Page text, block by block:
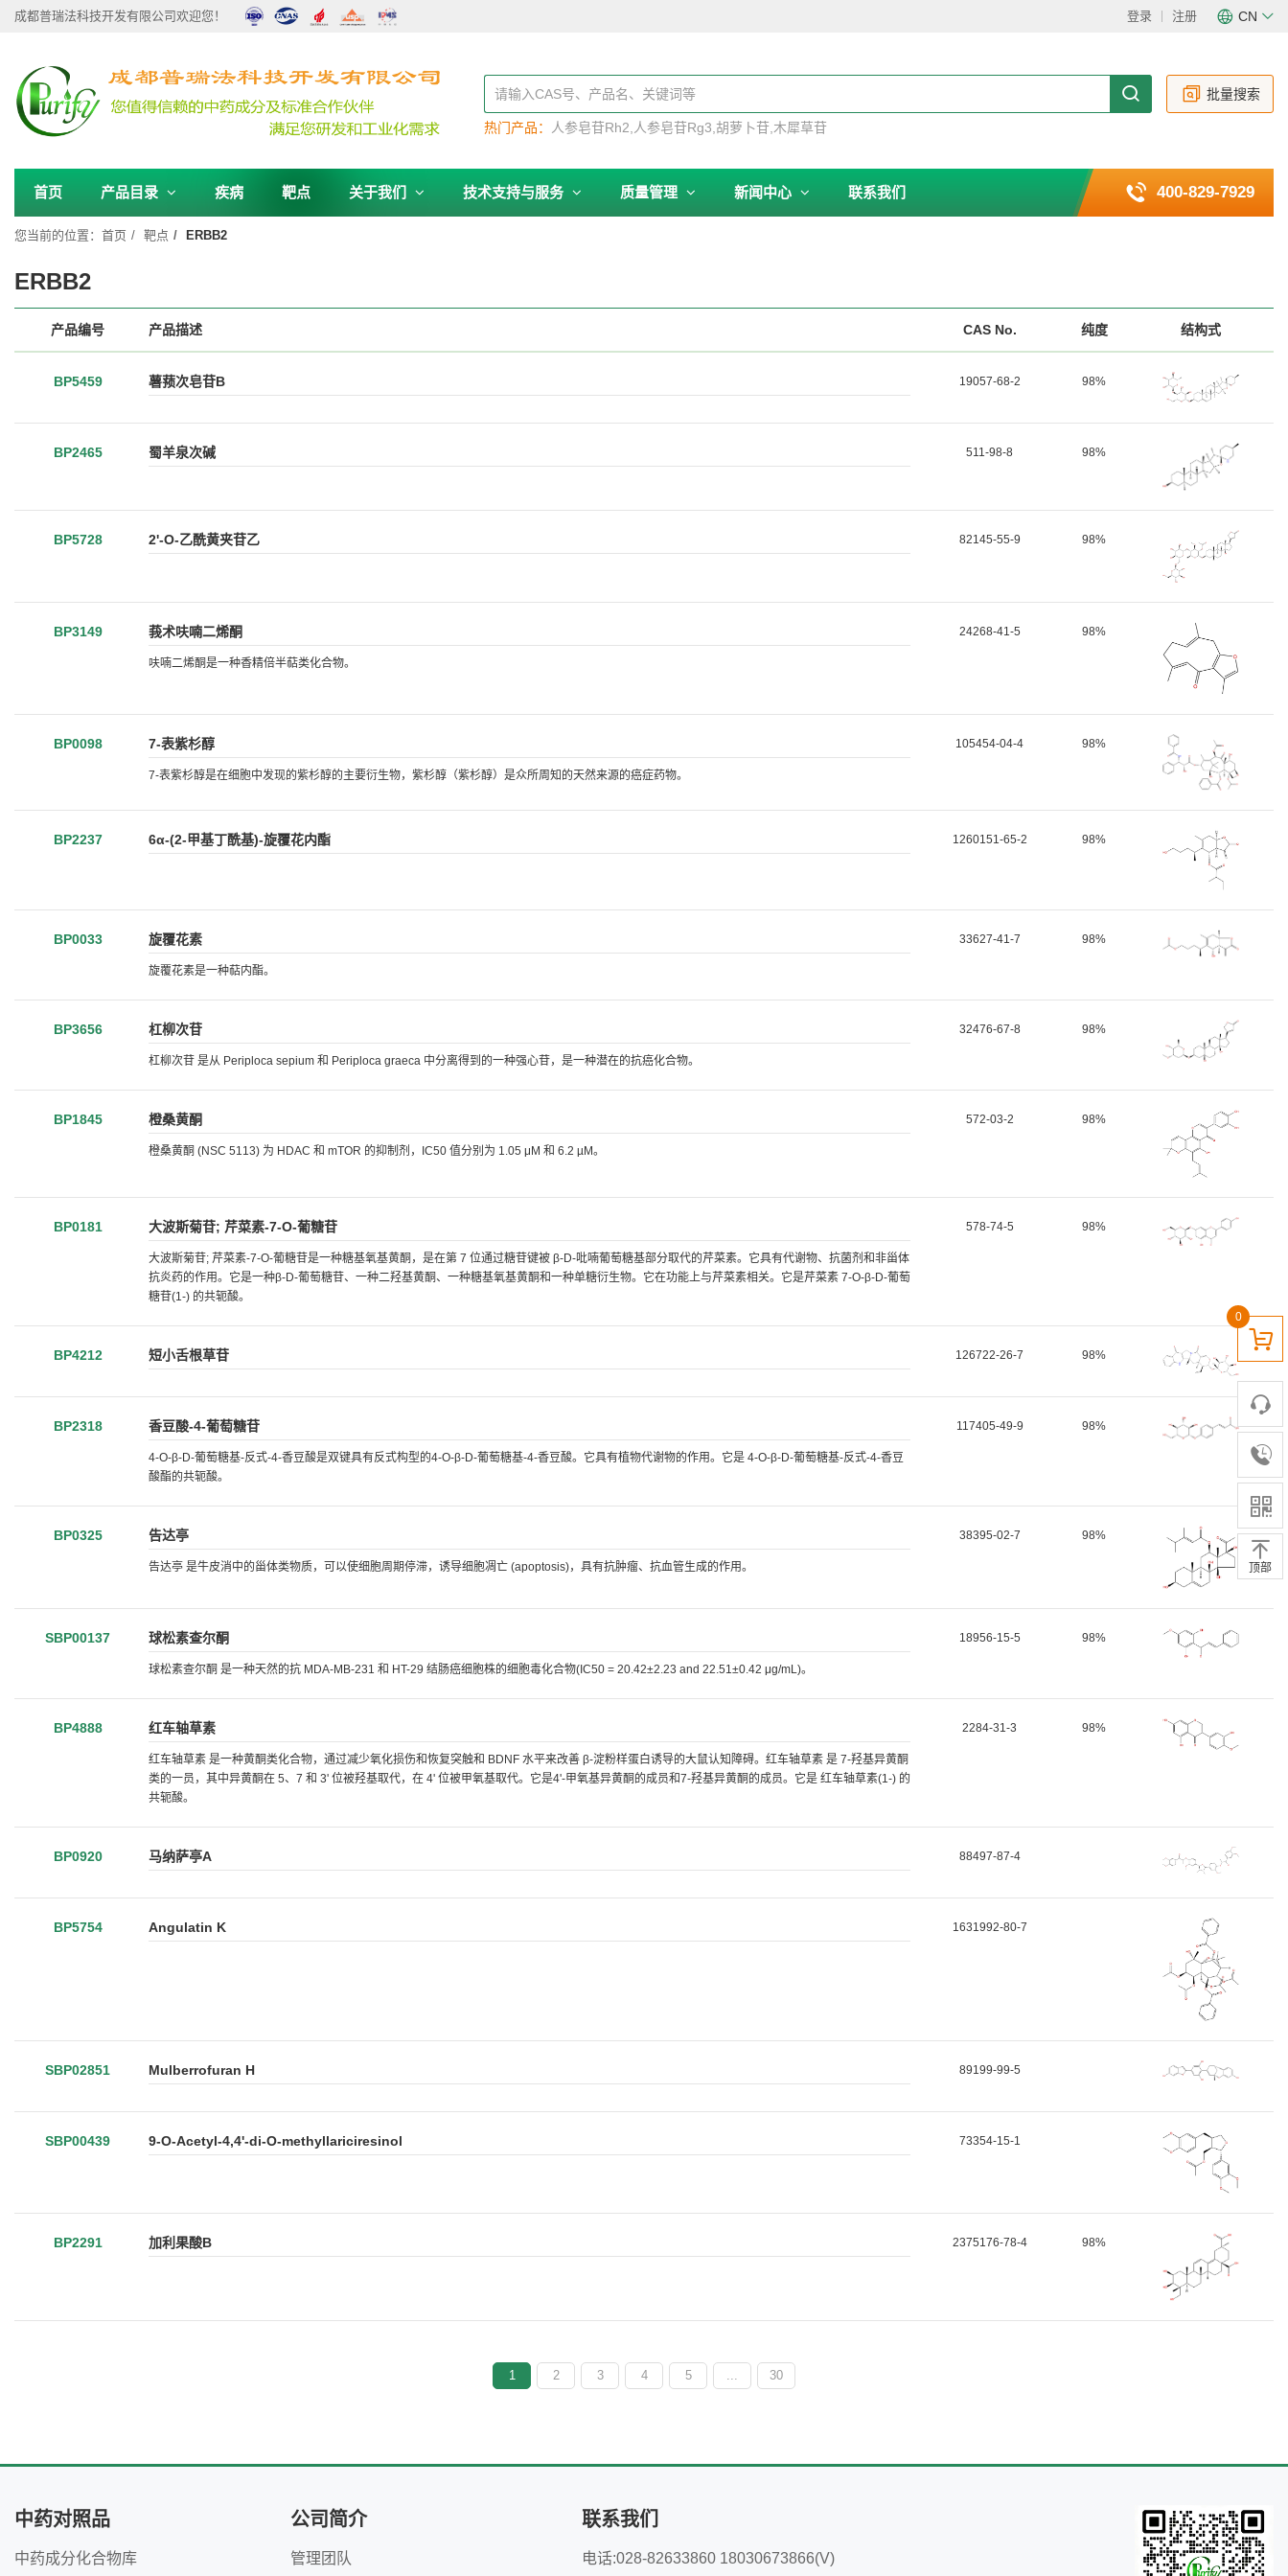
成都普瑞法科技开发有限公司欢迎您！ 登录 注册 CN
EN
热门产品： 人参皂苷Rh2 人参皂苷Rg3 胡萝卜苷 木犀草苷
批量搜索
首页 产品目录 疾病 靶点 关于我们 技术支持与服务 质量管理 新闻中心 联系我们 400-829-7929
您当前的位置： 首页 靶点 ERBB2
ERBB2
产品编号 产品描述 CAS No. 纯度 结构式
BP5459 薯蓣次皂苷B 19057-68-2 98%
BP2465 蜀羊泉次碱 511-98-8 98%
BP5728 2'-O-乙酰黄夹苷乙 82145-55-9 98%
BP3149 莪术呋喃二烯酮
呋喃二烯酮是一种香精倍半萜类化合物。
24268-41-5 98%
BP0098 7-表紫杉醇
7-表紫杉醇是在细胞中发现的紫杉醇的主要衍生物，紫杉醇（紫杉醇）是众所周知的天然来源的癌症药物。
105454-04-4 98%
BP2237 6α-(2-甲基丁酰基)-旋覆花内酯 1260151-65-2 98%
BP0033 旋覆花素
旋覆花素是一种萜内酯。
33627-41-7 98%
BP3656 杠柳次苷
杠柳次苷 是从 Periploca sepium 和 Periploca graeca 中分离得到的一种强心苷，是一种潜在的抗癌化合物。
32476-67-8 98%
BP1845 橙桑黄酮
橙桑黄酮 (NSC 5113) 为 HDAC 和 mTOR 的抑制剂，IC50 值分别为 1.05 μM 和 6.2 µM。
572-03-2 98%
BP0181 大波斯菊苷; 芹菜素-7-O-葡糖苷
大波斯菊苷; 芹菜素-7-O-葡糖苷是一种糖基氧基黄酮，是在第 7 位通过糖苷键被 β-D-吡喃葡萄糖基部分取代的芹菜素。它具有代谢物、抗菌剂和非甾体
抗炎药的作用。它是一种β-D-葡萄糖苷、一种二羟基黄酮、一种糖基氧基黄酮和一种单糖衍生物。它在功能上与芹菜素相关。它是芹菜素 7-O-β-D-葡萄
糖苷(1-) 的共轭酸。
578-74-5 98%
BP4212 短小舌根草苷 126722-26-7 98%
BP2318 香豆酸-4-葡萄糖苷
4-O-β-D-葡萄糖基-反式-4-香豆酸是双键具有反式构型的4-O-β-D-葡萄糖基-4-香豆酸。它具有植物代谢物的作用。它是 4-O-β-D-葡萄糖基-反式-4-香豆
酸酯的共轭酸。
117405-49-9 98%
BP0325 告达亭
告达亭 是牛皮消中的甾体类物质，可以使细胞周期停滞，诱导细胞凋亡 (apoptosis)，具有抗肿瘤、抗血管生成的作用。
38395-02-7 98%
SBP00137 球松素查尔酮
球松素查尔酮 是一种天然的抗 MDA-MB-231 和 HT-29 结肠癌细胞株的细胞毒化合物(IC50 = 20.42±2.23 and 22.51±0.42 μg/mL)。
18956-15-5 98%
BP4888 红车轴草素
红车轴草素 是一种黄酮类化合物，通过减少氧化损伤和恢复突触和 BDNF 水平来改善 β-淀粉样蛋白诱导的大鼠认知障碍。红车轴草素 是 7-羟基异黄酮
类的一员，其中异黄酮在 5、7 和 3' 位被羟基取代，在 4' 位被甲氧基取代。它是4'-甲氧基异黄酮的成员和7-羟基异黄酮的成员。它是 红车轴草素(1-) 的
共轭酸。
2284-31-3 98%
BP0920 马纳萨亭A 88497-87-4
BP5754 Angulatin K 1631992-80-7
SBP02851 Mulberrofuran H 89199-99-5
SBP00439 9-O-Acetyl-4,4'-di-O-methyllariciresinol 73354-15-1
BP2291 加利果酸B 2375176-78-4 98%
1 2 3 4 5 ... 30
中药对照品
中药成分化合物库
公司简介
管理团队
联系我们
电话:028-82633860 18030673866(V)
0
顶部